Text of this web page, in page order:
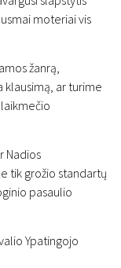
moteriai vis
žanrą,
klausimą, ar turime
Nadios
tik grožio standartų
pasaulio
Ypatingojo